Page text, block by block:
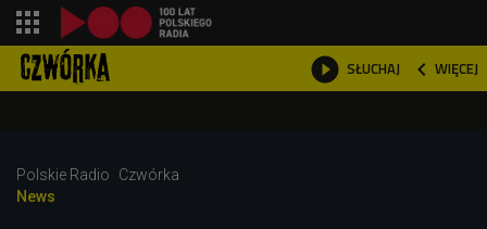
 SŁUCHAJ  WIĘCEJ

Polskie Radio
Czwórka
News